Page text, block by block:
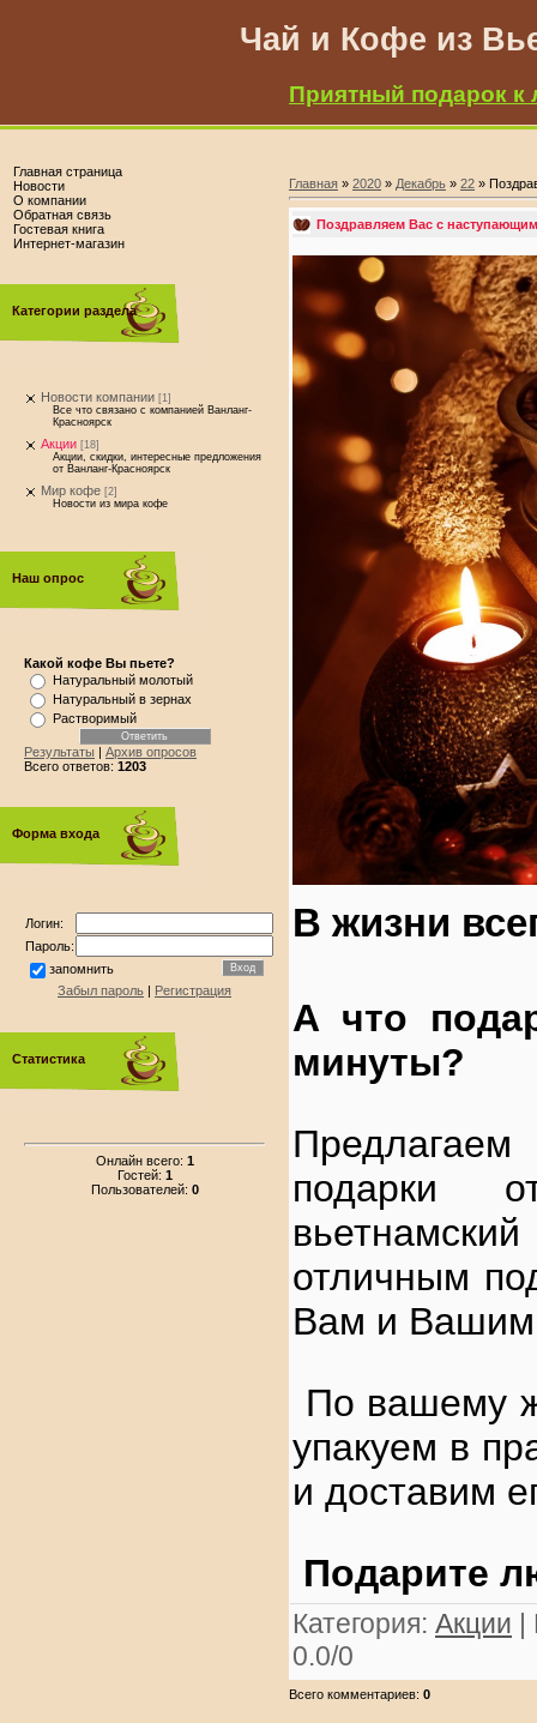
Чай и Кофе из
Приятный подарок к
Главная страница
Новости
О компании
Обратная связь
Гостевая книга
Интернет-магазин
Категории раздела
Новости компании [1]
Все что связано с компанией Ванланг-
Красноярск
Акции [18]
Акции, скидки, интересные предложения
от Ванланг-Красноярск
Мир кофе [2]
Новости из мира кофе
Наш опрос
Какой кофе Вы пьете?
Натуральный молотый
Натуральный в зернах
Растворимый
Результаты | Архив опросов
Всего ответов: 1203
Форма входа
Логин:
Пароль:
запомнить
Забыл пароль | Регистрация
Статистика
Онлайн всего: 1
Гостей: 1
Пользователей: 0
Главная » 2020 » Декабрь » 22 »
Поздравляем Вас с
В жизни
А что
минуты?
подарки
отличным
Вам и Вашим
По вашему
упакуем в
и доставим
Подарите
Категория: Акции |
0.0/0
Всего комментариев: 0